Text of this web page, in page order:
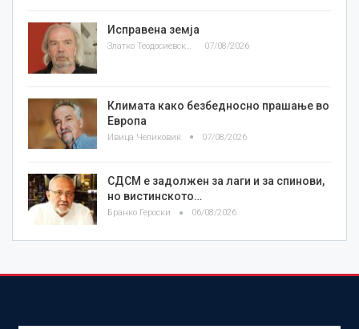
Исправена земја
Златко Теодосиевски 07/08/2026
Климата како безбедносно прашање во
Европа
Ивица Челиковиќ 07/08/2026
СДСМ е задолжен за лаги и за спинови,
но вистинското…
Бранко Героски 06/08/2026